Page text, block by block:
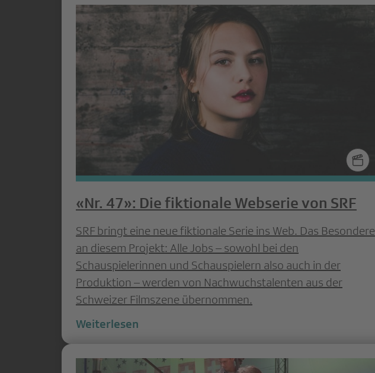
«Nr. 47»: Die fiktionale Webserie von SRF
SRF bringt eine neue fiktionale Serie ins Web. Das Besondere
an diesem Projekt: Alle Jobs – sowohl bei den
Schauspielerinnen und Schauspielern also auch in der
Produktion – werden von Nachwuchstalenten aus der
Schweizer Filmszene übernommen.
Weiterlesen